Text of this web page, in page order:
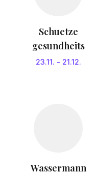
Schuetze
gesundheits
23.11. - 21.12.
Wassermann